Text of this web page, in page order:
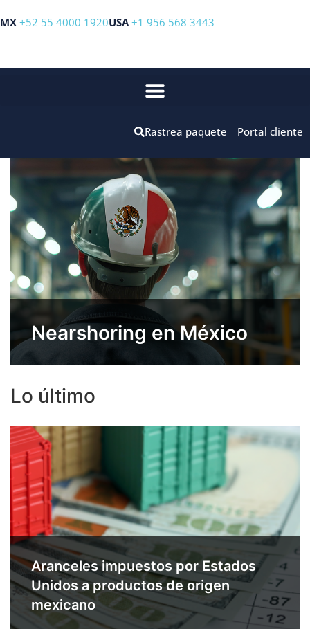
MX +52 55 4000 1920USA +1 956 568 3443
Portal cliente
Rastrea paquete
Nearshoring en México
Lo último
Aranceles impuestos por Estados
Unidos a productos de origen
mexicano